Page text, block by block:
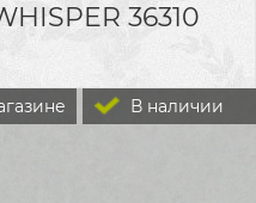
36310
В наличии